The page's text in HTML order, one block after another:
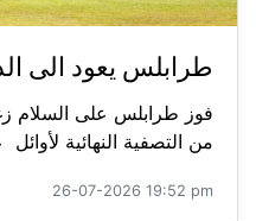
طرابلس يعود الى
من التصفية النهائية
26-07-2026 19:52 pm